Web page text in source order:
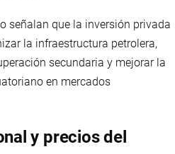
señalan que la inversión privada
la infraestructura petrolera,
secundaria y mejorar la
en mercados
y precios del